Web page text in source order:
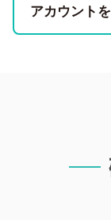
研修を
以下の
メール
アカウント
ログイ